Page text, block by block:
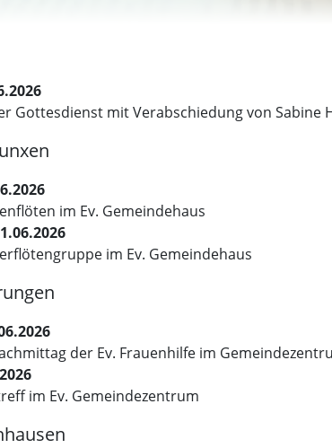
Gottesdienst mit Verabschiedung von
im Ev. Gemeindehaus
im Ev. Gemeindehaus
der Ev. Frauenhilfe im
im Ev. Gemeindezentrum